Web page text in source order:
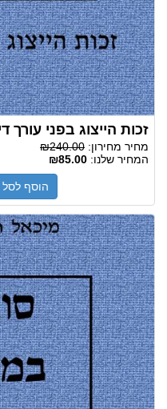
זכות הייצוג בפני עורך
מחיר מחירון: ₪240.00
המחיר שלנו: ₪85.00
הוסף לסל